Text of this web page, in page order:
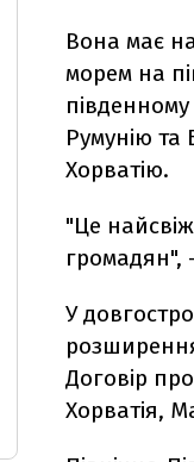
Вона має
морем на
Румунію та
Хорватію.
"Це
громадян",
У
Договір
Хорватія,